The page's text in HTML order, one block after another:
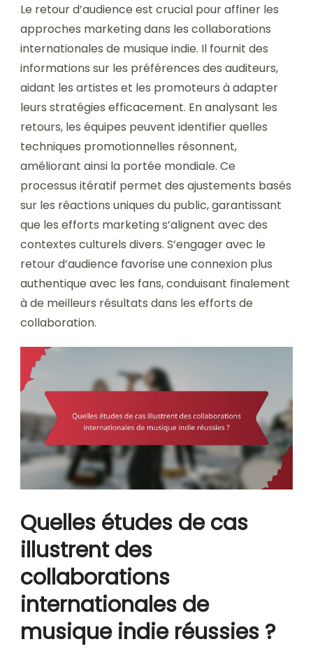
Le retour d’audience est crucial pour affiner les
approches marketing dans les collaborations
internationales de musique indie. Il fournit des
informations sur les préférences des auditeurs,
aidant les artistes et les promoteurs à adapter
leurs stratégies efficacement. En analysant les
retours, les équipes peuvent identifier quelles
techniques promotionnelles résonnent,
améliorant ainsi la portée mondiale. Ce
processus itératif permet des ajustements basés
sur les réactions uniques du public, garantissant
que les efforts marketing s’alignent avec des
contextes culturels divers. S’engager avec le
retour d’audience favorise une connexion plus
authentique avec les fans, conduisant finalement
à de meilleurs résultats dans les efforts de
collaboration.
Quelles études de cas
illustrent des
collaborations
internationales de
musique indie réussies ?